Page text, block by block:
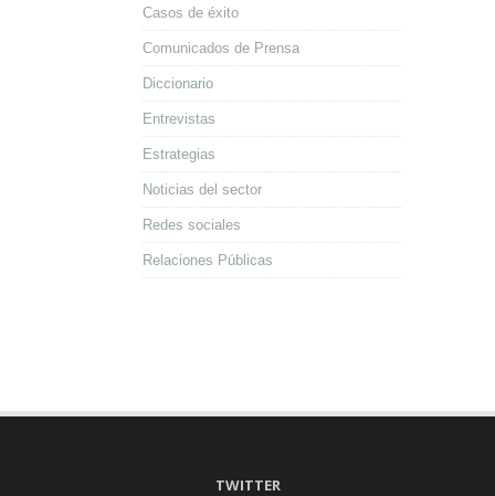
Casos de éxito
Comunicados de Prensa
Diccionario
Entrevistas
Estrategias
Noticias del sector
Redes sociales
Relaciones Públicas
TWITTER